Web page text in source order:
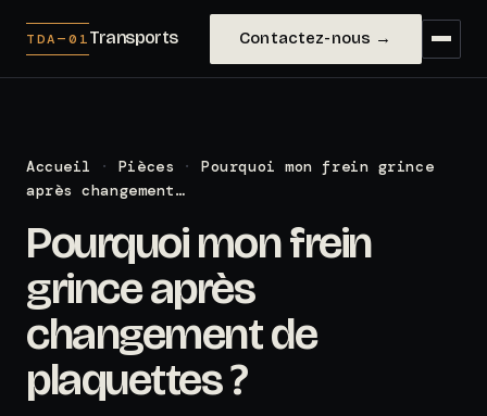
TDA—01Transports Contactez-nous →
Accueil · Pièces ·
Pourquoi mon frein grince
après changement…
Pourquoi mon frein
grince après
changement de
plaquettes ?